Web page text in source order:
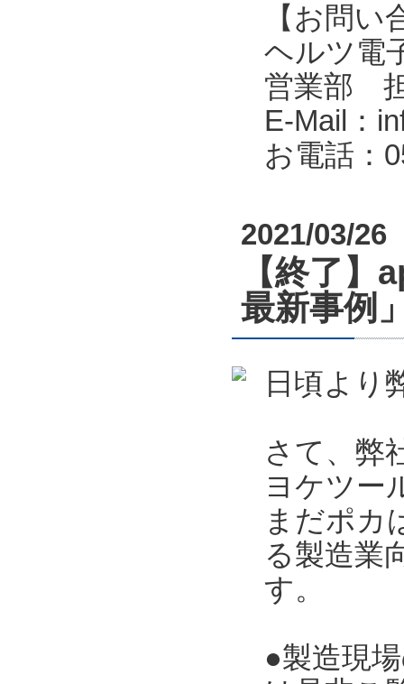
【お問い
ヘルツ電
営業部
E-Mail：
お電話：
2021/03/26
【終了
最新事例
日頃より
さて、弊
ヨケツー
まだポカ
る製造業
す。
●製造現